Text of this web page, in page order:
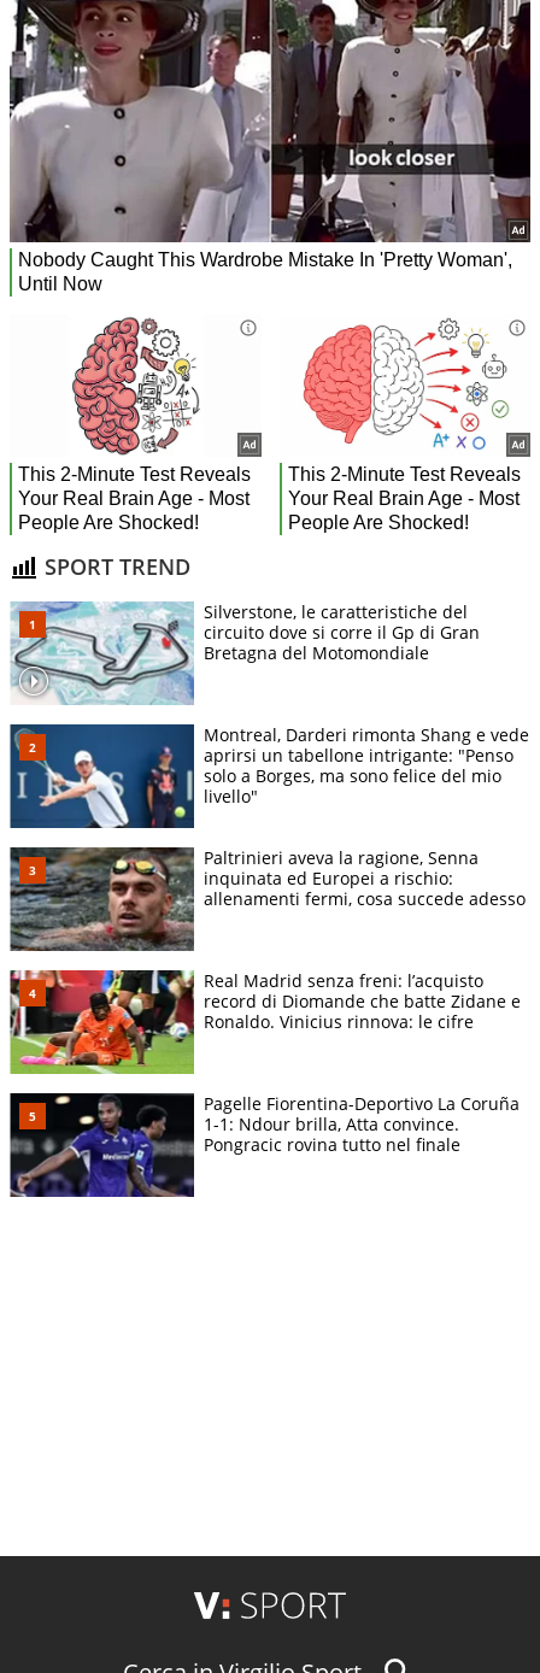
SPORT TREND
Silverstone, le caratteristiche del
circuito dove si corre il Gp di Gran
Bretagna del Motomondiale
Montreal, Darderi rimonta Shang e vede
aprirsi un tabellone intrigante: "Penso
solo a Borges, ma sono felice del mio
livello"
Paltrinieri aveva la ragione, Senna
inquinata ed Europei a rischio:
allenamenti fermi, cosa succede adesso
Real Madrid senza freni: l’acquisto
record di Diomande che batte Zidane e
Ronaldo. Vinicius rinnova: le cifre
Pagelle Fiorentina-Deportivo La Coruña
1-1: Ndour brilla, Atta convince.
Pongracic rovina tutto nel finale